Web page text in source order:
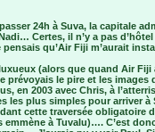
24h à Suva, la capitale
Certes, il n’y a pas d’hôtel
qu’Air Fiji m’aurait
(alors que quand Air Fiji
prévoyais le pire et les images
en 2003 avec Chris, à
plus simples pour arriver à
cette traversée obligatoire
à Tuvalu)…. C’est